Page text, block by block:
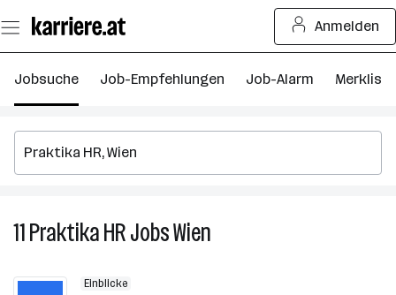
Seiteninhalt
springen
Anmelden
Jobsuche Job-Empfehlungen Job-Alarm Merkliste
11Praktika HRJobsWien
Einblicke